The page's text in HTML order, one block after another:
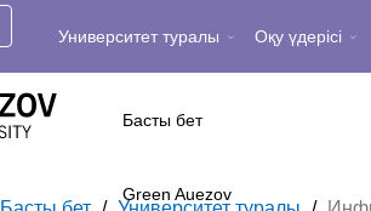
Университет туралы Оқу үдерісі
Басты бет
Green Auezov